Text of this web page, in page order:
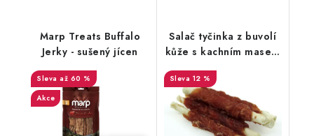
Marp Treats Buffalo
Jerky - sušený jícen
až 60 %
Akce
Salač tyčinka z buvolí
kůže s kachním masem
250g
12 %